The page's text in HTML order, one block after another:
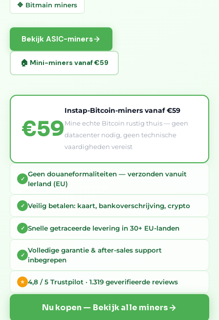
🔷 Bitmain miners
Bekijk ASIC-miners
🏠 Mini-miners vanaf €59
€59
Instap-Bitcoin-miners vanaf €59
Mine echte Bitcoin rustig thuis — geen
datacenter nodig, geen technische
vaardigheden vereist
✓
Geen douaneformaliteiten — verzonden vanuit
Ierland (EU)
✓ Veilig betalen: kaart, bankoverschrijving, crypto
✓ Snelle getraceerde levering in 30+ EU-landen
✓
Volledige garantie & after-sales support
inbegrepen
⭐ 4,8 / 5 Trustpilot · 1.319 geverifieerde reviews
Nu kopen — Bekijk alle miners